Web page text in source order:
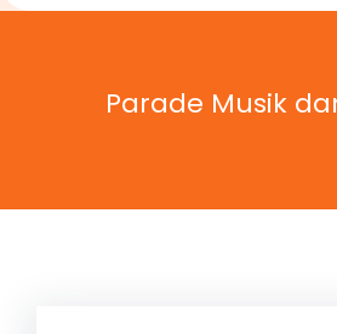
Parade Musik